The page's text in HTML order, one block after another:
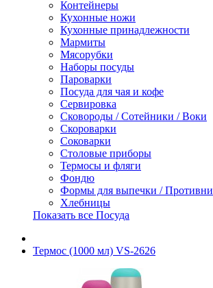
Контейнеры
Кухонные ножи
Кухонные принадлежности
Мармиты
Мясорубки
Наборы посуды
Пароварки
Посуда для чая и кофе
Сервировка
Сковороды / Сотейники / Воки
Скороварки
Соковарки
Столовые приборы
Термосы и фляги
Фондю
Формы для выпечки / Противни
Хлебницы
Показать все Посуда
Термос (1000 мл) VS-2626